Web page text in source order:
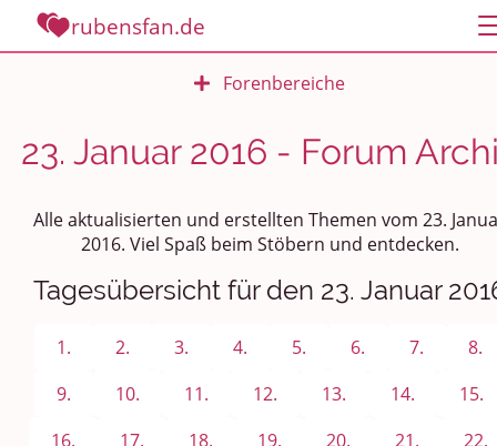
rubensfan.de
Forenbereiche
Rundum Leben
Smalltalk
Persönliches
Treffen und Stammtische
Ü100 Party - Fanecke
23. Januar 2016 - Forum
Alle aktualisierten und erstellten Themen vom 23.
2016. Viel Spaß beim Stöbern und entdecken.
Tagesübersicht für den 23. Januar
1. 2. 3. 4. 5. 6. 7.
8.
9.
10. 11. 12. 13. 14.
15.
16.
17. 18. 19. 20. 21.
22.